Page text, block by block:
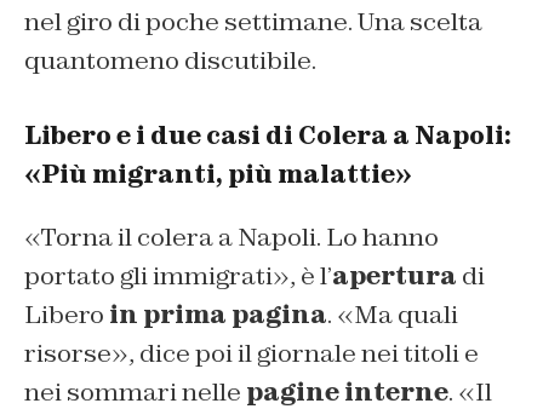
nel giro di poche settimane. Una scelta
quantomeno discutibile.
Libero e i due casi di Colera a Napoli:
«Più migranti, più malattie»
«Torna il colera a Napoli. Lo hanno
portato gli immigrati», è l’apertura di
Libero in prima pagina. «Ma quali
risorse», dice poi il giornale nei titoli e
nei sommari nelle pagine interne. «Il